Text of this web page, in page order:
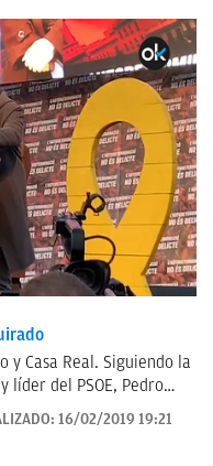
y Casa Real. Siguiendo la
líder del PSOE, Pedro
También política
16/02/2019 19:21